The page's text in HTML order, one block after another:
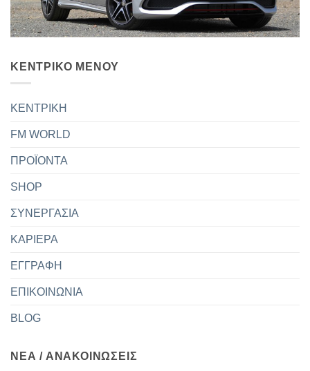
ΚΕΝΤΡΙΚΟ ΜΕΝΟΥ
ΚΕΝΤΡΙΚΗ
FM WORLD
ΠΡΟΪΟΝΤΑ
SHOP
ΣΥΝΕΡΓΑΣΙΑ
ΚΑΡΙΕΡΑ
ΕΓΓΡΑΦΗ
ΕΠΙΚΟΙΝΩΝΙΑ
BLOG
ΝΕΑ / ΑΝΑΚΟΙΝΩΣΕΙΣ